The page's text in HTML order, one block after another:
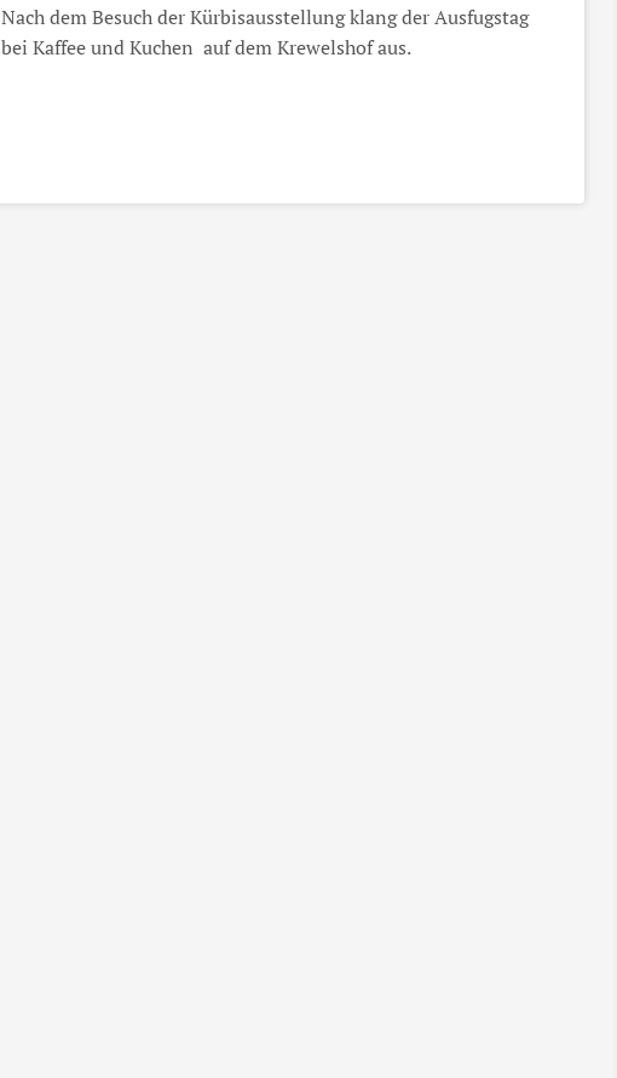
Nach dem Besuch der Kürbisausstellung klang der Ausfugstag
bei Kaffee und Kuchen auf dem Krewelshof aus.